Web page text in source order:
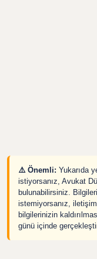
⚠️ Önemli: Yukarıda
istiyorsanız, Avukat
bulunabilirsiniz.
istemiyorsanız,
bilgilerinizin
günü içinde